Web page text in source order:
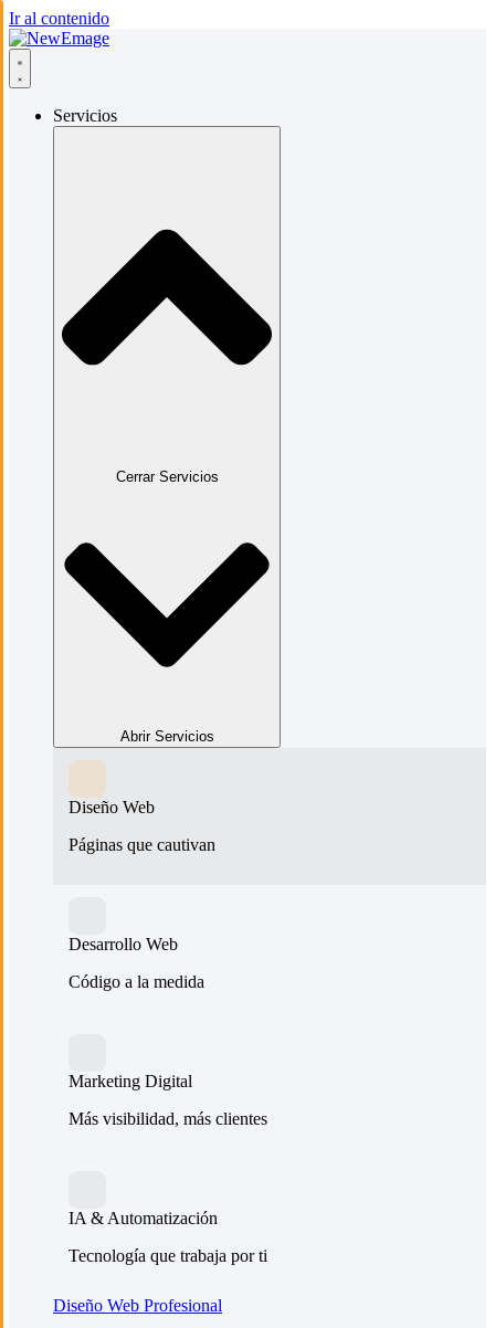
Ir al contenido
Servicios
Cerrar Servicios
Abrir Servicios
Diseño Web
Páginas que cautivan
Desarrollo Web
Código a la medida
Marketing Digital
Más visibilidad, más clientes
IA & Automatización
Tecnología que trabaja por ti
Diseño Web Profesional